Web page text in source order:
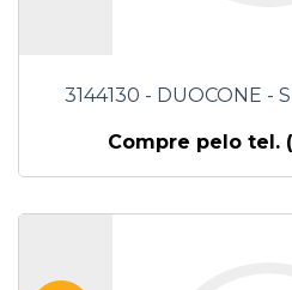
3144130 - DUOCONE -
Compre pelo tel.